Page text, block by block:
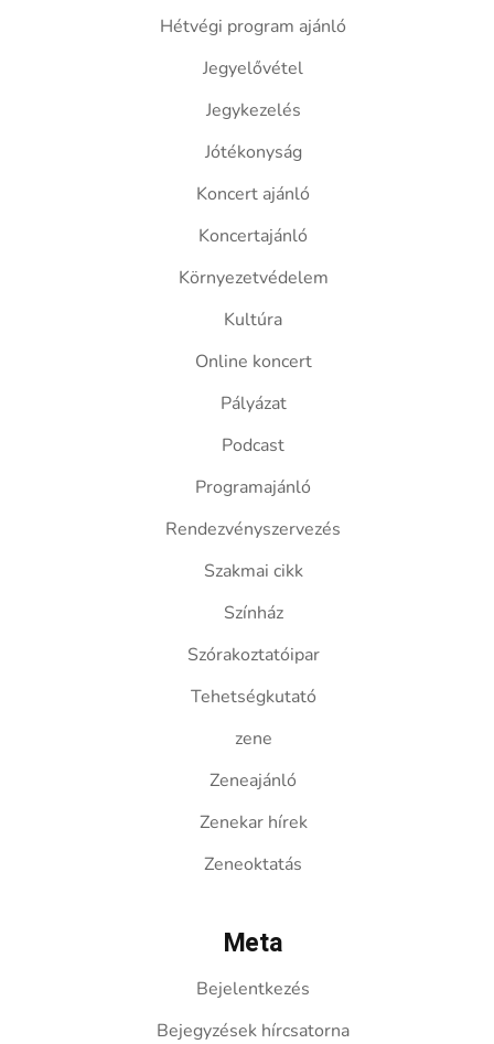
Hétvégi program ajánló
Jegyelővétel
Jegykezelés
Jótékonyság
Koncert ajánló
Koncertajánló
Környezetvédelem
Kultúra
Online koncert
Pályázat
Podcast
Programajánló
Rendezvényszervezés
Szakmai cikk
Színház
Szórakoztatóipar
Tehetségkutató
zene
Zeneajánló
Zenekar hírek
Zeneoktatás
Meta
Bejelentkezés
Bejegyzések hírcsatorna